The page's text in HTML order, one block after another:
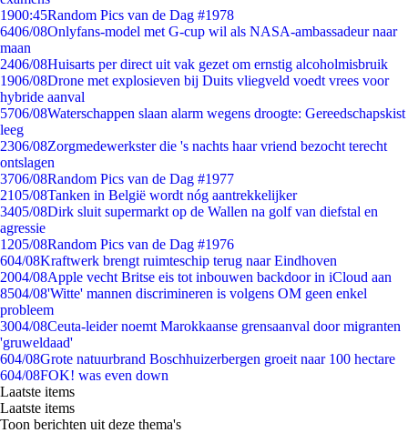
1900:45Random Pics van de Dag #1978
6406/08Onlyfans-model met G-cup wil als NASA-ambassadeur naar
maan
2406/08Huisarts per direct uit vak gezet om ernstig alcoholmisbruik
1906/08Drone met explosieven bij Duits vliegveld voedt vrees voor
hybride aanval
5706/08Waterschappen slaan alarm wegens droogte: Gereedschapskist
leeg
2306/08Zorgmedewerkster die 's nachts haar vriend bezocht terecht
ontslagen
3706/08Random Pics van de Dag #1977
2105/08Tanken in België wordt nóg aantrekkelijker
3405/08Dirk sluit supermarkt op de Wallen na golf van diefstal en
agressie
1205/08Random Pics van de Dag #1976
604/08Kraftwerk brengt ruimteschip terug naar Eindhoven
2004/08Apple vecht Britse eis tot inbouwen backdoor in iCloud aan
8504/08'Witte' mannen discrimineren is volgens OM geen enkel
probleem
3004/08Ceuta-leider noemt Marokkaanse grensaanval door migranten
'gruweldaad'
604/08Grote natuurbrand Boschhuizerbergen groeit naar 100 hectare
604/08FOK! was even down
Laatste items
Laatste items
Toon berichten uit deze thema's